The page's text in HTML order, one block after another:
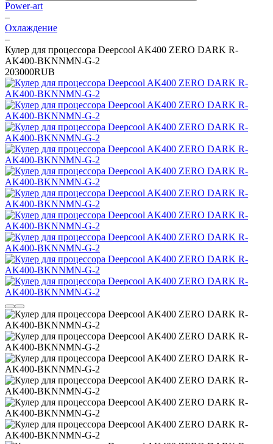
Power-art
–
Охлаждение
–
Кулер для процессора Deepcool AK400 ZERO DARK R-
AK400-BKNNMN-G-2
203000RUB